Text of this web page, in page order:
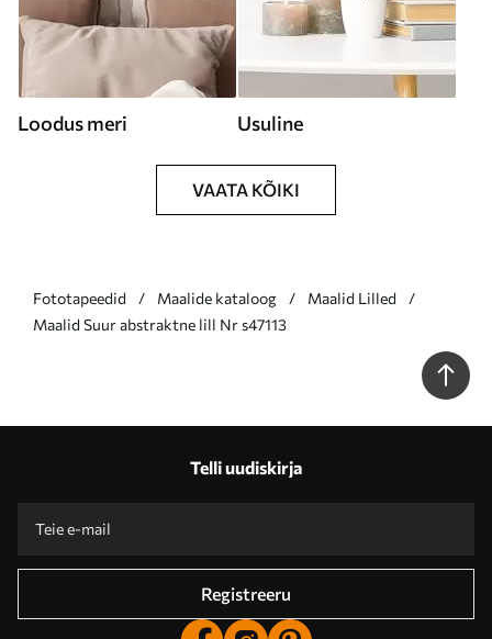
Loodus meri Usuline
VAATA KÕIKI
Fototapeedid Maalide kataloog
Maalid Lilled
Maalid Suur abstraktne lill Nr s47113
Telli uudiskirja
Registreeru